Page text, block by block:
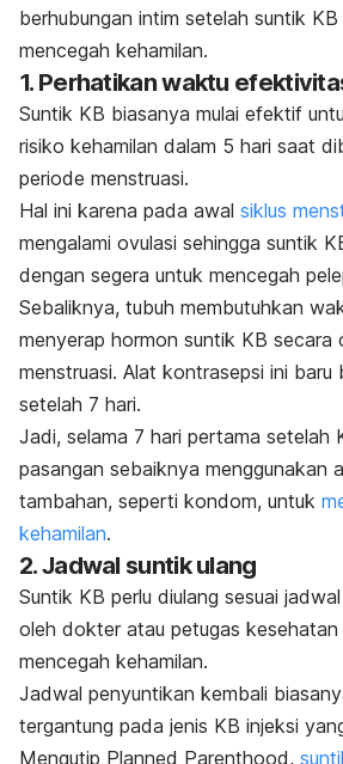
berhubungan intim setelah suntik
mencegah kehamilan.
1. Perhatikan waktu
Suntik KB biasanya mulai efektif
risiko kehamilan dalam 5 hari saat
periode menstruasi.
Hal ini karena pada awal siklus
mengalami ovulasi sehingga suntik
dengan segera untuk mencegah
Sebaliknya, tubuh membutuhkan
menyerap hormon suntik KB secara
menstruasi. Alat kontrasepsi ini
setelah 7 hari.
Jadi, selama 7 hari pertama setelah
pasangan sebaiknya menggunakan
tambahan, seperti kondom, untuk
kehamilan.
2. Jadwal suntik ulang
Suntik KB perlu diulang sesuai
oleh dokter atau petugas
mencegah kehamilan.
Jadwal penyuntikan kembali
tergantung pada jenis KB injeksi
Mengutip Planned Parenthood,